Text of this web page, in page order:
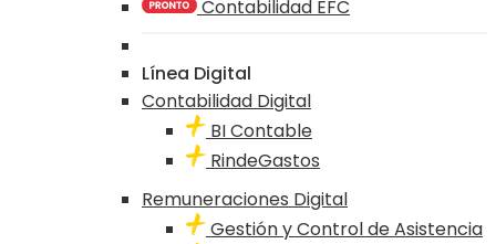
Contabilidad EFC
Línea Digital
Contabilidad Digital
BI Contable
RindeGastos
Remuneraciones Digital
Gestión y Control de Asistencia